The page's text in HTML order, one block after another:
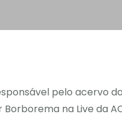
pelo acervo
na Live da